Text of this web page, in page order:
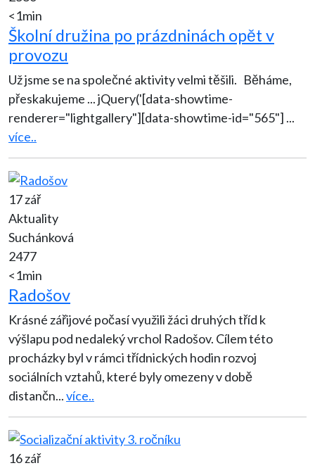
<1min
Školní družina po prázdninách opět v
provozu
Už jsme se na společné aktivity velmi těšili. Běháme,
přeskakujeme ... jQuery('[data-showtime-
renderer="lightgallery"][data-showtime-id="565"] ...
více..
17 zář
Aktuality
Suchánková
2477
<1min
Radošov
Krásné zářijové počasí využili žáci druhých tříd k
výšlapu pod nedaleký vrchol Radošov. Cílem této
procházky byl v rámci třídnických hodin rozvoj
sociálních vztahů, které byly omezeny v době
distančn...více..
16 zář